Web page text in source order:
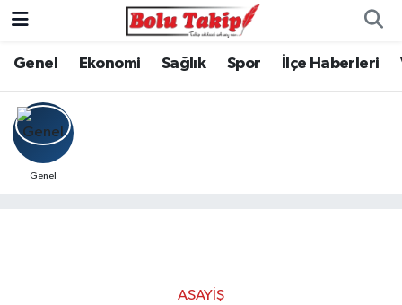
Genel Ekonomi Sağlık Spor İlçe Haberleri
Genel
ASAYIŞ